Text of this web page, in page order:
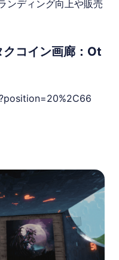
ンディング向上や販売
コイン画廊：Ot